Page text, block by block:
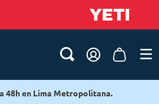
48h en Lima Metropolitana.